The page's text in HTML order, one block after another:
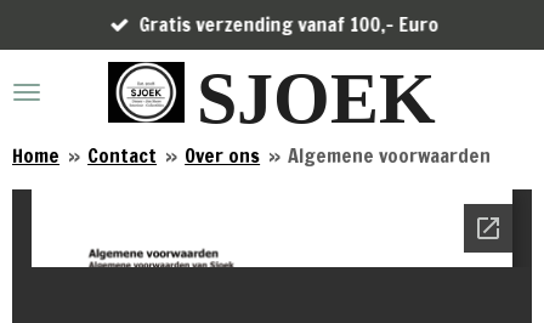
direct
naar
SJOEK
Gratis verzending vanaf 100,- Euro
Home » Contact » Over ons » Algemene voorwaarden